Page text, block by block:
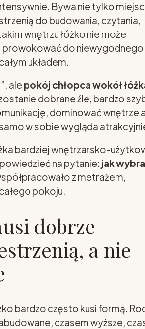
Bywa nie tylko
do budowania, czytania,
wnętrzu łóżko nie może
prowokować do niewygodnego
układem.
ale pokój chłopca wokół
dobrane źle, bardzo
dominować wnętrze
w sobie wygląda
bardziej wnętrzarsko-
na pytanie: jak
z metrażem,
pokoju.
dobrze
a nie
bardzo często kusi formą.
czasem wyższe,